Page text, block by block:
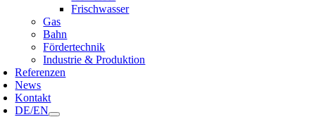
Frischwasser
Gas
Bahn
Fördertechnik
Industrie & Produktion
Referenzen
News
Kontakt
DE/EN